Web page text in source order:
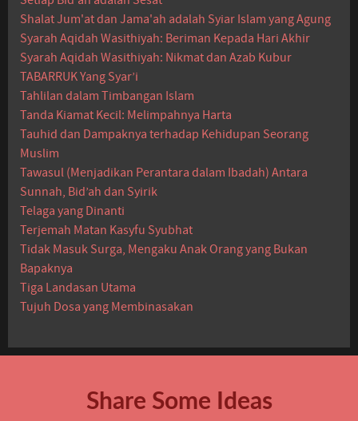
Shalat Jum'at dan Jama'ah adalah Syiar Islam yang Agung
Syarah Aqidah Wasithiyah: Beriman Kepada Hari Akhir
Syarah Aqidah Wasithiyah: Nikmat dan Azab Kubur
TABARRUK Yang Syar’i
Tahlilan dalam Timbangan Islam
Tanda Kiamat Kecil: Melimpahnya Harta
Tauhid dan Dampaknya terhadap Kehidupan Seorang
Muslim
Tawasul (Menjadikan Perantara dalam Ibadah) Antara
Sunnah, Bid’ah dan Syirik
Telaga yang Dinanti
Terjemah Matan Kasyfu Syubhat
Tidak Masuk Surga, Mengaku Anak Orang yang Bukan
Bapaknya
Tiga Landasan Utama
Tujuh Dosa yang Membinasakan
Share Some Ideas